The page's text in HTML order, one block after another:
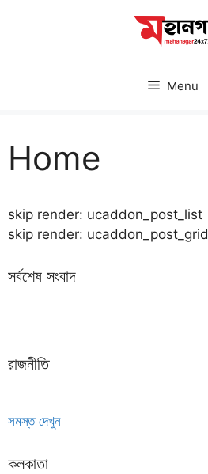
Menu
Home
skip render: ucaddon_post_list
skip render: ucaddon_post_grid
সর্বশেষ সংবাদ
রাজনীতি
সমস্ত দেখুন
কলকাতা